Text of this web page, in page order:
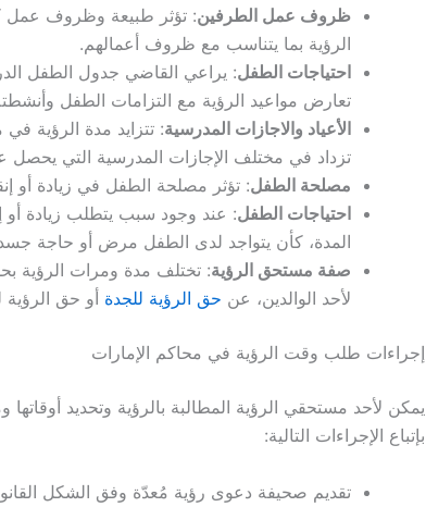
ظروف عمل الطرفين: تؤثر طبيعة وظروف عمل
الرؤية بما يتناسب مع ظروف أعمالهم.
احتياجات الطفل: يراعي القاضي جدول الطفل
تعارض مواعيد الرؤية مع التزامات الطفل
الأعياد والاجازات المدرسية: تتزايد مدة الرؤية
تزداد في مختلف الإجازات المدرسية التي يحصل
مصلحة الطفل: تؤثر مصلحة الطفل في زيادة أو
احتياجات الطفل: عند وجود سبب يتطلب زيادة أو
المدة، كأن يتواجد لدى الطفل مرض أو حاجة
صفة مستحق الرؤية: تختلف مدة ومرات الرؤية
لأحد الوالدين، عن حق الرؤية للجدة أو حق الرؤية
إجراءات طلب وقت الرؤية في محاكم الإمارات
يمكن لأحد مستحقي الرؤية المطالبة بالرؤية وتحديد أوقاتها
بإتباع الإجراءات التالية:
تقديم صحيفة دعوى رؤية مُعدّة وفق الشكل